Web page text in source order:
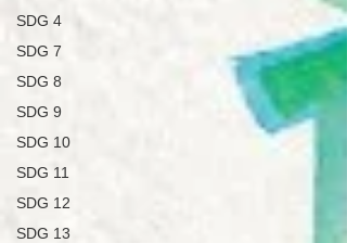
SDG 4
SDG 7
SDG 8
SDG 9
SDG 10
SDG 11
SDG 12
SDG 13